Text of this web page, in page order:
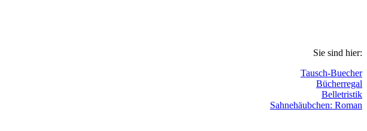
Sie sind hier:
Tausch-Buecher
Bücherregal
Belletristik
Sahnehäubchen: Roman